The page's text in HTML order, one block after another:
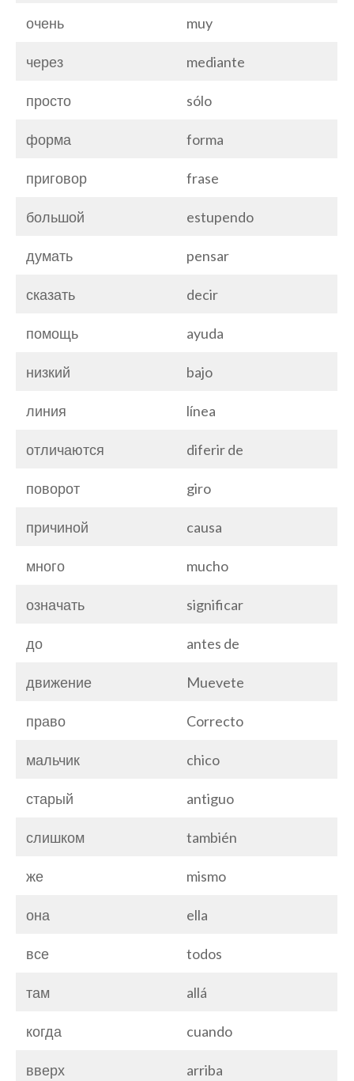
очень muy
через mediante
просто sólo
форма forma
приговор frase
большой estupendo
думать pensar
сказать decir
помощь ayuda
низкий bajo
линия línea
отличаются diferir de
поворот giro
причиной causa
много mucho
означать significar
до antes de
движение Muevete
право Correcto
мальчик chico
старый antiguo
слишком también
же mismo
она ella
все todos
там allá
когда cuando
вверх arriba